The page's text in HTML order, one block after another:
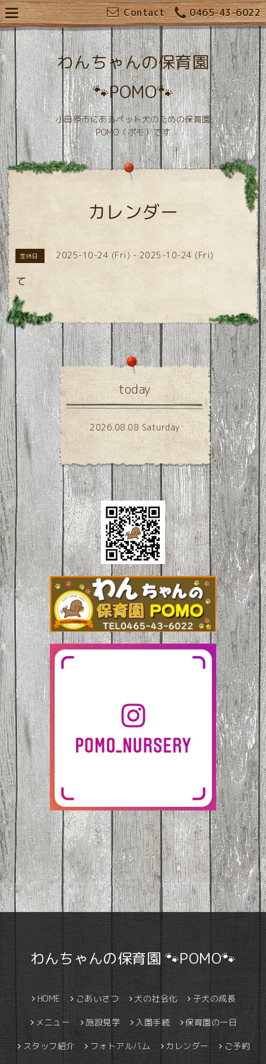
0465-43-6022
Contact
わんちゃんの保育園
🐾POMO🐾
小田原市にあるペット犬のための保育園
POMO（ポモ）です
カレンダー
定休日 2025-10-24 (Fri) - 2025-10-24 (Fri)
て
today
2026.08.08 Saturday
わんちゃんの保育園 🐾POMO🐾
HOME ごあいさつ 犬の社会化 子犬の成長
メニュー 施設見学 入園手続 保育園の一日
スタッフ紹介 フォトアルバム カレンダー ご予約